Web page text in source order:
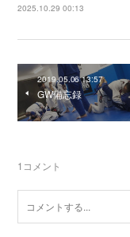
2025.10.29 00:13
2019.05.06 13:57
GW備忘録
1 コメント